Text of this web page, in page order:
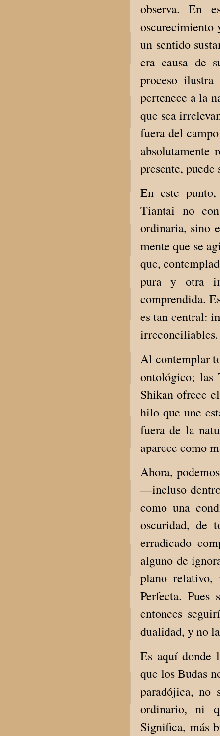
observa. En
oscurecimiento
un sentido
era causa de
proceso
pertenece a la
que sea
fuera del
absolutamente
presente,
En este
Tiantai no
ordinaria, sino
mente que se
que,
pura y otra
comprendida.
es tan central:
irreconciliables.
Al contemplar
ontológico; las
Shikan ofrece
hilo que une
fuera de la
aparece como
Ahora,
—incluso
como una
oscuridad, de
erradicado
alguno de
plano relativo,
Perfecta.
entonces
dualidad, y no
Es aquí donde
que los Budas
paradójica, no
ordinario, ni
Significa, más